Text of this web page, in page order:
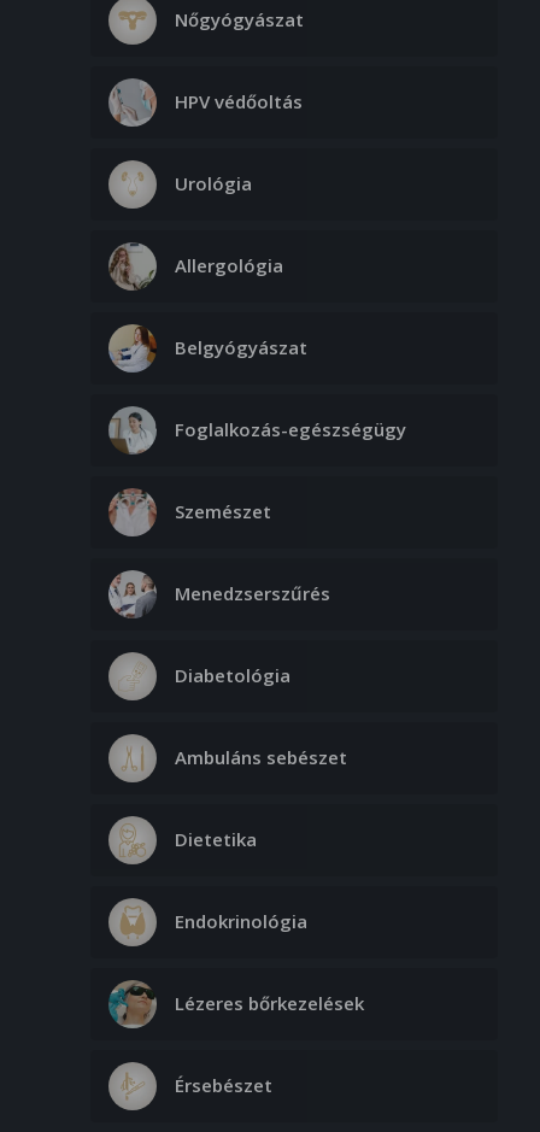
Nőgyógyászat
HPV védőoltás
Urológia
Allergológia
Belgyógyászat
Foglalkozás-egészségügy
Szemészet
Menedzserszűrés
Diabetológia
Ambuláns sebészet
Dietetika
Endokrinológia
Lézeres bőrkezelések
Érsebészet